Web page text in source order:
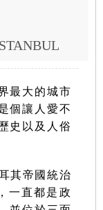
最大的城市
個讓人愛不
史以及人俗
其帝國統治
一直都是政